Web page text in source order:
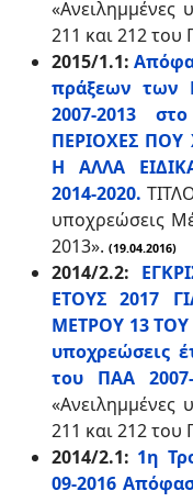
«Ανειλημμένες
211 και 212 του
2015/1.1:
πράξεων των
2007-2013
ΠΕΡΙΟΧΕΣ ΠΟΥ
Η ΑΛΛΑ
2014-2020.
υποχρεώσεις
2013». (19.04.2016)
2014/2.2:
ΕΤΟΥΣ 2017
ΜΕΤΡΟΥ 13 ΤΟΥ
υποχρεώσεις
του ΠΑΑ 2007-
«Ανειλημμένες
211 και 212 του
2014/2.1: 1η
09-2016